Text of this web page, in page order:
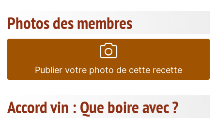
Photos des membres
Publier votre photo de cette recette
Accord vin : Que boire avec ?